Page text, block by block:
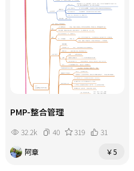
PMP-整合管理
32.2k 40 319
31
阿章
￥5